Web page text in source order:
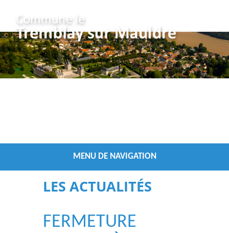
MENU DE NAVIGATION
Vous êtes ici : Accueil /Les Actualités
LES ACTUALITÉS
FERMETURE